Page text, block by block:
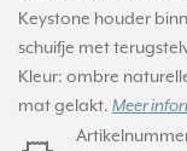
Keystone houder
schuifje met
Kleur: ombre
mat gelakt. Meer